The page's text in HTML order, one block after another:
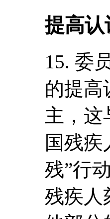
提高认
15. 委
的提高
主，这
国残疾
残”行
残疾人